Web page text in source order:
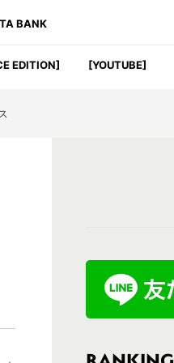
BANK
EDITION] [YOUTUBE]
サ
イ